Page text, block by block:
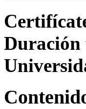
Duración